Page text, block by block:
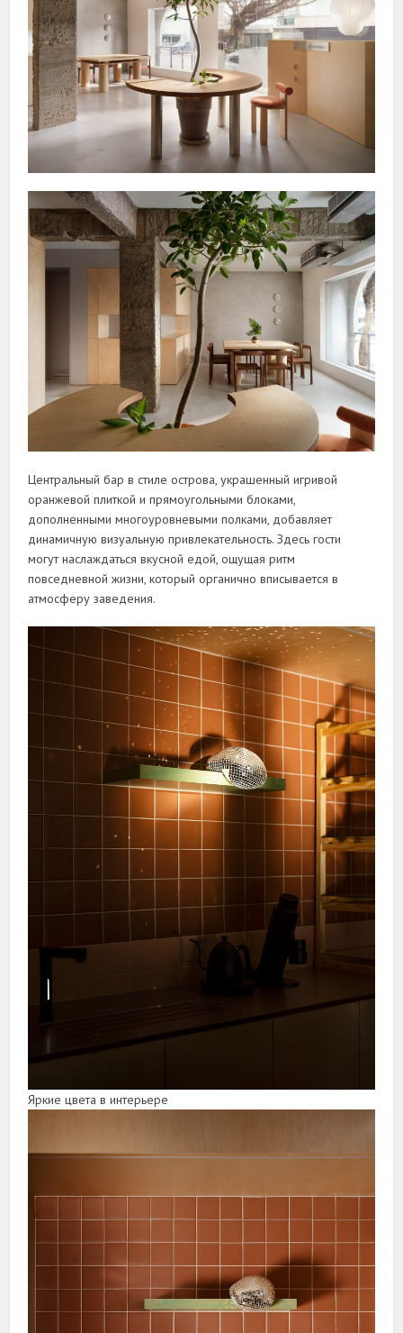
Центральный бар в стиле острова, украшенный игривой
оранжевой плиткой и прямоугольными блоками,
дополненными многоуровневыми полками, добавляет
динамичную визуальную привлекательность. Здесь гости
могут наслаждаться вкусной едой, ощущая ритм
повседневной жизни, который органично вписывается в
атмосферу заведения.
Яркие цвета в интерьере